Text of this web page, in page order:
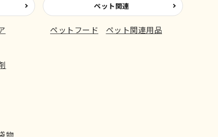
物
ペット関連
ペットフード ペット関連用品